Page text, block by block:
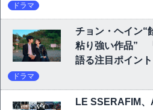
ドラマ
チョン・ヘイン“
粘り強い作品”
語る注目ポイン
ドラマ
LE SSERAFIM、